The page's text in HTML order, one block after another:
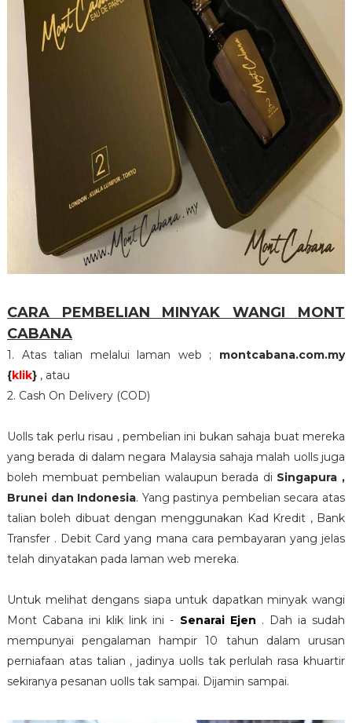
CARA PEMBELIAN MINYAK WANGI MONT
CABANA
1. Atas talian melalui laman web ; montcabana.com.my
{klik} , atau
2. Cash On Delivery (COD)
Uolls tak perlu risau , pembelian ini bukan sahaja buat mereka
yang berada di dalam negara Malaysia sahaja malah uolls juga
boleh membuat pembelian walaupun berada di Singapura ,
Brunei dan Indonesia. Yang pastinya pembelian secara atas
talian boleh dibuat dengan menggunakan Kad Kredit , Bank
Transfer . Debit Card yang mana cara pembayaran yang jelas
telah dinyatakan pada laman web mereka.
Untuk melihat dengans siapa untuk dapatkan minyak wangi
Mont Cabana ini klik link ini - Senarai Ejen . Dah ia sudah
mempunyai pengalaman hampir 10 tahun dalam urusan
perniafaan atas talian , jadinya uolls tak perlulah rasa khuartir
sekiranya pesanan uolls tak sampai. Dijamin sampai.